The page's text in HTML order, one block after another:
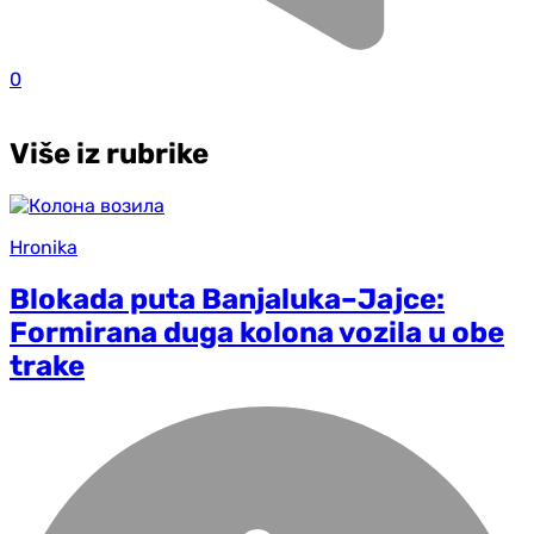
0
Više iz rubrike
Hronika
Blokada puta Banjaluka–Jajce:
Formirana duga kolona vozila u obe
trake